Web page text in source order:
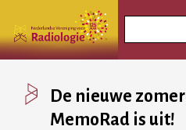
naar
inhoud
Phrase
De nieuwe
MemoRad is uit!